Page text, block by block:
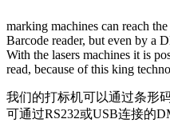
marking machines can reach
Barcode reader, but even by a
With the lasers machines it is
read, because of this king
我们的打标机可以通过条形
可通过RS232或USB连接的